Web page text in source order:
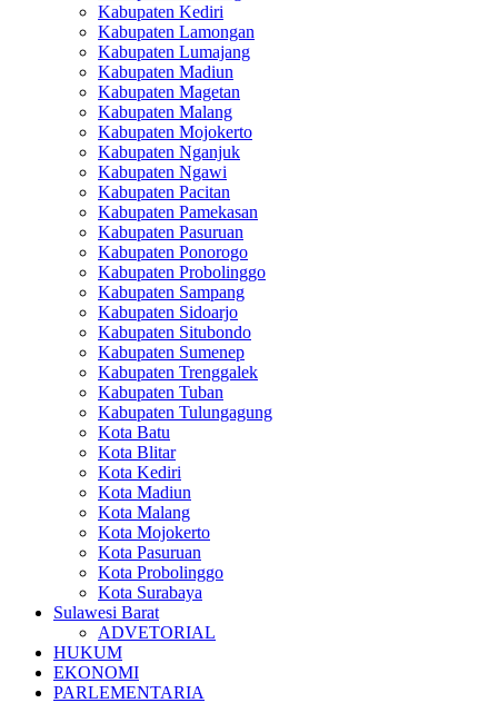
Kabupaten Kediri
Kabupaten Lamongan
Kabupaten Lumajang
Kabupaten Madiun
Kabupaten Magetan
Kabupaten Malang
Kabupaten Mojokerto
Kabupaten Nganjuk
Kabupaten Ngawi
Kabupaten Pacitan
Kabupaten Pamekasan
Kabupaten Pasuruan
Kabupaten Ponorogo
Kabupaten Probolinggo
Kabupaten Sampang
Kabupaten Sidoarjo
Kabupaten Situbondo
Kabupaten Sumenep
Kabupaten Trenggalek
Kabupaten Tuban
Kabupaten Tulungagung
Kota Batu
Kota Blitar
Kota Kediri
Kota Madiun
Kota Malang
Kota Mojokerto
Kota Pasuruan
Kota Probolinggo
Kota Surabaya
Sulawesi Barat
ADVETORIAL
HUKUM
EKONOMI
PARLEMENTARIA